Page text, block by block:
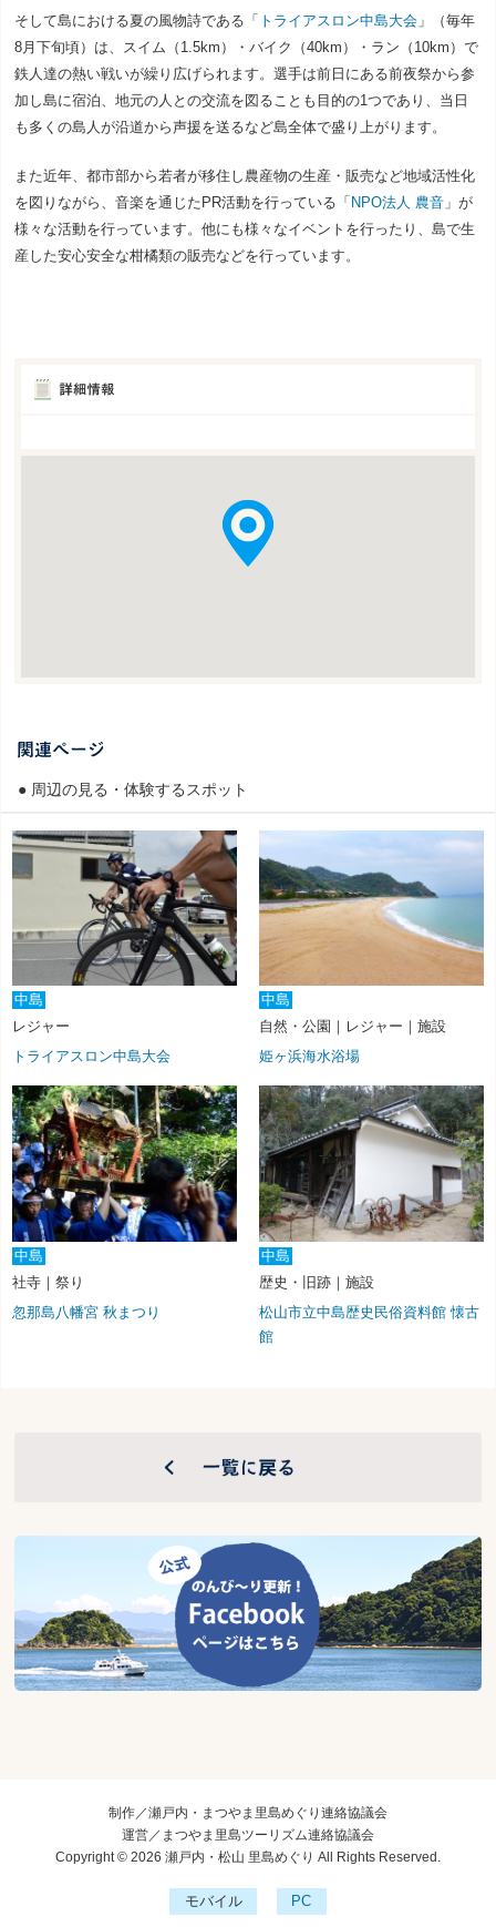
そして島における夏の風物詩である「 トライアスロン中島大会 」（毎年
8月下旬頃）は、スイム（1.5km）・バイク（40km）・ラン（10km）で
鉄人達の熱い戦いが繰り広げられます。選手は前日にある前夜祭から参
加し島に宿泊、地元の人との交流を図ることも目的の1つであり、当日
も多くの島人が沿道から声援を送るなど島全体で盛り上がります。
また近年、都市部から若者が移住し農産物の生産・販売など地域活性化
を図りながら、音楽を通じたPR活動を行っている「 NPO法人 農音 」が
様々な活動を行っています。他にも様々なイベントを行ったり、島で生
産した安心安全な柑橘類の販売などを行っています。
● 周辺の見る・体験するスポット
中島
レジャー
トライアスロン中島大会
中島
自然・公園｜レジャー｜施設
姫ヶ浜海水浴場
中島
社寺｜祭り
忽那島八幡宮 秋まつり
中島
歴史・旧跡｜施設
松山市立中島歴史民俗資料館 懐古
館
制作／瀬戸内・まつやま里島めぐり連絡協議会
運営／まつやま里島ツーリズム連絡協議会
Copyright © 2026 瀬戸内・松山 里島めぐり All Rights Reserved.
モバイル PC